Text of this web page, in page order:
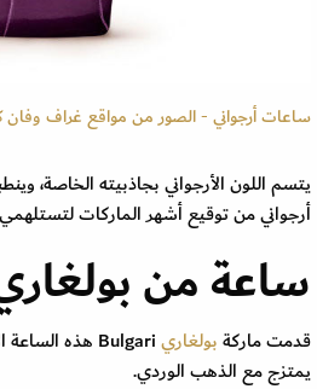
ساعات أرجواني - الصور من مواقع غراف وفان
يتسم اللون الأرجواني بجاذبيته الخاصة،
أرجواني من توقيع أشهر الماركات
ساعة من
قدمت ماركةبولغاري
يمتزج مع الذهب الوردي.